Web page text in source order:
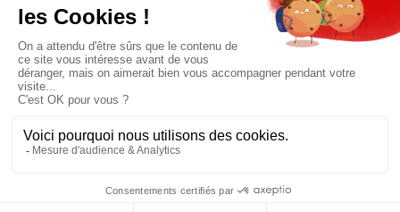
NEWSLETTER
Qui sommes-nous?
Contactez-nous